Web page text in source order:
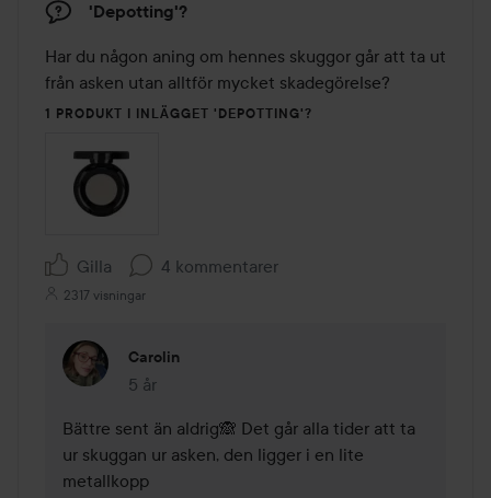
'Depotting'?
Har du någon aning om hennes skuggor går att ta ut
från asken utan alltför mycket skadegörelse?
1 PRODUKT I INLÄGGET 'DEPOTTING'?
Gilla 4 kommentarer
2317 visningar
Carolin
5 år
Kommentaren lades 5 år
Bättre sent än aldrig🙈 Det går alla tider att ta
ur skuggan ur asken, den ligger i en lite
metallkopp